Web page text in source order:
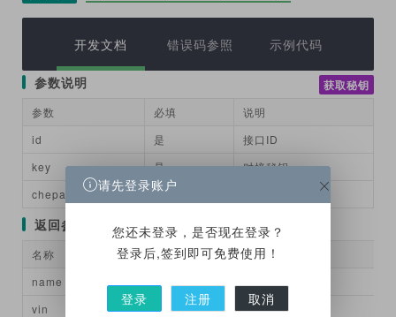
开发文档 错误码参照 示例代码
参数说明 获取秘钥
参数 必填
说明
id
是
接口ID
key
是
对接秘钥
chepai
是
返回参数
名称
说明
name
vin
vin车架号
请先登录账户
您还未登录，是否现在登录？
登录后,签到即可免费使用！
登录 注册 取消